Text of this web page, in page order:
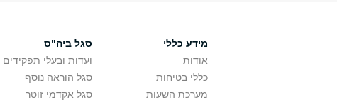
מידע כללי
אודות
כללי בטיחות
מערכת השעות
סגל ביה"ס
ועדות ובעלי תפקידים
סגל הוראה נוסף
סגל אקדמי זוטר